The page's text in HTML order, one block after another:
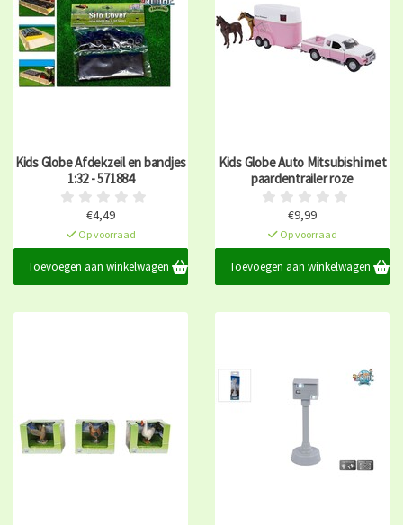
Kids Globe Afdekzeil en bandjes
1:32 - 571884
€4,49
Op voorraad
Toevoegen aan winkelwagen
Kids Globe Auto Mitsubishi met
paardentrailer roze
€9,99
Op voorraad
Toevoegen aan winkelwagen